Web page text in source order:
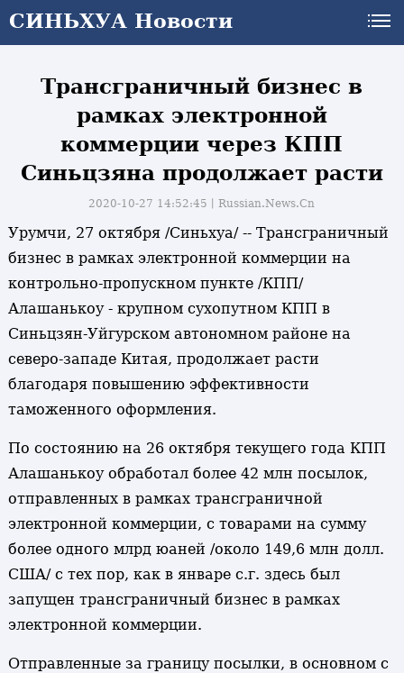
СИНЬХУА Новости
Трансграничный бизнес в
рамках электронной
коммерции через КПП
Синьцзяна продолжает расти
2020-10-27 14:52:45丨Russian.News.Cn
Урумчи, 27 октября /Синьхуа/ -- Трансграничный
бизнес в рамках электронной коммерции на
контрольно-пропускном пункте /КПП/
Алашанькоу - крупном сухопутном КПП в
Синьцзян-Уйгурском автономном районе на
северо-западе Китая, продолжает расти
благодаря повышению эффективности
таможенного оформления.
По состоянию на 26 октября текущего года КПП
Алашанькоу обработал более 42 млн посылок,
отправленных в рамках трансграничной
электронной коммерции, с товарами на сумму
более одного млрд юаней /около 149,6 млн долл.
США/ с тех пор, как в январе с.г. здесь был
запущен трансграничный бизнес в рамках
электронной коммерции.
Отправленные за границу посылки, в основном с